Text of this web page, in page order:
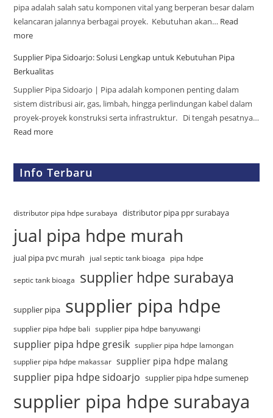
pipa adalah salah satu komponen vital yang berperan besar dalam
kelancaran jalannya berbagai proyek. Kebutuhan akan… Read
more
Supplier Pipa Sidoarjo: Solusi Lengkap untuk Kebutuhan Pipa
Berkualitas
Supplier Pipa Sidoarjo | Pipa adalah komponen penting dalam
sistem distribusi air, gas, limbah, hingga perlindungan kabel dalam
proyek-proyek konstruksi serta infrastruktur. Di tengah pesatnya…
Read more
Info Terbaru
distributor pipa hdpe surabaya distributor pipa ppr surabaya
jual pipa hdpe murah
jual pipa pvc murah jual septic tank bioaga pipa hdpe
septic tank bioaga supplier hdpe surabaya
supplier pipa supplier pipa hdpe
supplier pipa hdpe bali supplier pipa hdpe banyuwangi
supplier pipa hdpe gresik supplier pipa hdpe lamongan
supplier pipa hdpe makassar supplier pipa hdpe malang
supplier pipa hdpe sidoarjo supplier pipa hdpe sumenep
supplier pipa hdpe surabaya